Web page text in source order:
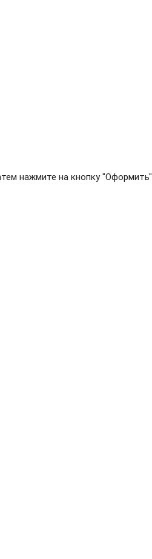
нажмите на кнопку "Оформить".